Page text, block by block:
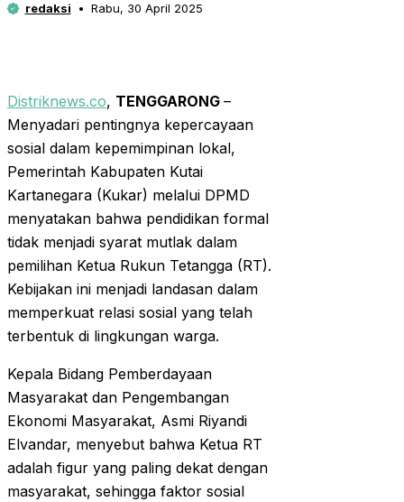
redaksi Rabu, 30 April 2025
Distriknews.co, TENGGARONG –
Menyadari pentingnya kepercayaan
sosial dalam kepemimpinan lokal,
Pemerintah Kabupaten Kutai
Kartanegara (Kukar) melalui DPMD
menyatakan bahwa pendidikan formal
tidak menjadi syarat mutlak dalam
pemilihan Ketua Rukun Tetangga (RT).
Kebijakan ini menjadi landasan dalam
memperkuat relasi sosial yang telah
terbentuk di lingkungan warga.
Kepala Bidang Pemberdayaan
Masyarakat dan Pengembangan
Ekonomi Masyarakat, Asmi Riyandi
Elvandar, menyebut bahwa Ketua RT
adalah figur yang paling dekat dengan
masyarakat, sehingga faktor sosial